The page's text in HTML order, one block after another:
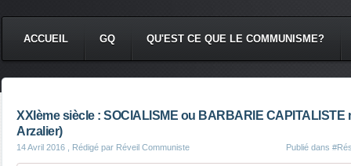
ACCUEIL GQ QU'EST CE QUE LE COMMUNISME?
XXIème siècle : SOCIALISME ou BARBARIE CAPITALISTE
Arzalier)
14 Avril 2016 , Rédigé par Réveil Communiste Publié dans